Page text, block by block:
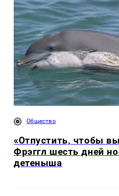
Общество
«Отпустить, чтобы
Фрэггл шесть дней
детеныша